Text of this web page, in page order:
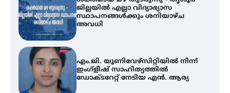
എം.ജി. യൂണിവേഴ്‌സിറ്റിയിൽ നിന്ന്
ഇംഗ്ളീഷ് സാഹിത്യത്തിൽ
ഡോക്ടറേറ്റ് നേടിയ എൻ. ആര്യ
ഇരിങ്ങാലക്കുട – ഗുരുവായൂർ –
താനൂർ റെയിൽപാത
യാഥാർത്ഥ്യമാകുന്നു